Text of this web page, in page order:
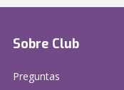
Sobre Club
Preguntas